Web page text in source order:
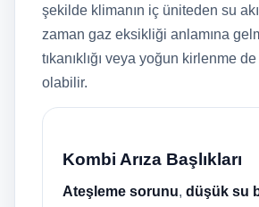
şekilde klimanın iç üniteden su
zaman gaz eksikliği anlamına
tıkanıklığı veya yoğun kirlenme
olabilir.
Kombi Arıza Başlıkları
Ateşleme sorunu, düşük su